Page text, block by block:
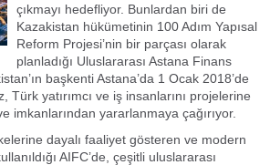
çıkmayı hedefliyor. Bunlardan biri de
Kazakistan hükümetinin 100 Adım Yapısal
Reform Projesi’nin bir parçası olarak
planladığı Uluslararası Astana Finans
başkenti Astana’da 1 Ocak 2018’de
yatırımcı ve iş insanlarını projelerine
imkanlarından yararlanmaya çağırıyor.
dayalı faaliyet gösteren ve modern
AIFC’de, çeşitli uluslararası